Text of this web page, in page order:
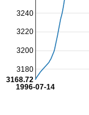
1996-07-14
3180
3200
3220
3240
3168.72